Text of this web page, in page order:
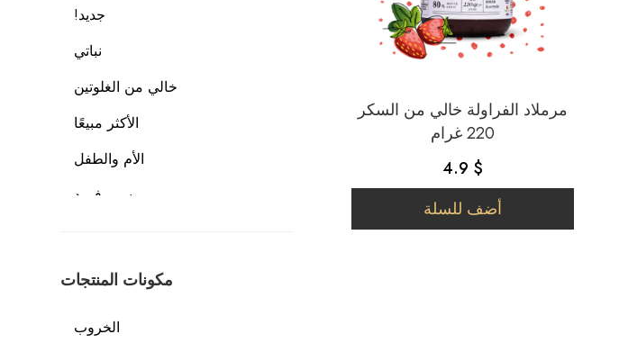
!جديد
نباتي
خالي من الغلوتين
الأكثر مبيعًا
الأم والطفل
سوبرفوود
عبارات غذائية
مكونات المنتجات
الخروب
مرملاد الفراولة خالي من السكر
220 غرام
4.9 $
أضف للسلة